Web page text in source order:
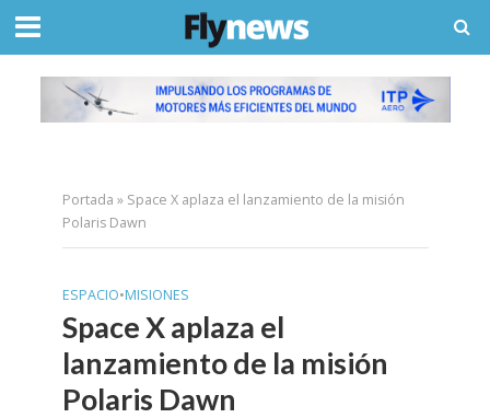
Portada » Space X aplaza el lanzamiento de la misión
Polaris Dawn
ESPACIO•MISIONES
Space X aplaza el
lanzamiento de la misión
Polaris Dawn